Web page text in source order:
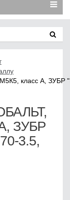
класс А,
ЗУБР
3.5,